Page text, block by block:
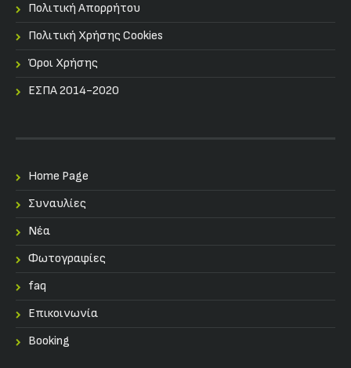
Πολιτική Απορρήτου
Πολιτική Χρήσης Cookies
Όροι Χρήσης
ΕΣΠΑ 2014-2020
Home Page
Συναυλίες
Nέα
Φωτογραφίες
faq
Επικοινωνία
Booking